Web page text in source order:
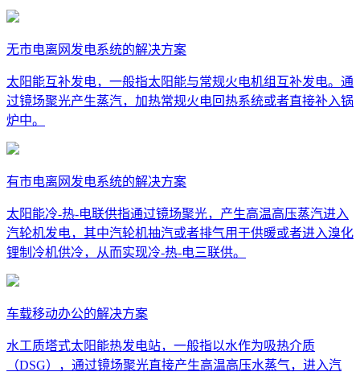
无市电离网发电系统的解决方案
太阳能互补发电，一般指太阳能与常规火电机组互补发电。通
过镜场聚光产生蒸汽，加热常规火电回热系统或者直接补入锅
炉中。
有市电离网发电系统的解决方案
太阳能冷-热-电联供指通过镜场聚光，产生高温高压蒸汽进入
汽轮机发电，其中汽轮机抽汽或者排气用于供暖或者进入溴化
锂制冷机供冷，从而实现冷-热-电三联供。
车载移动办公的解决方案
水工质塔式太阳能热发电站，一般指以水作为吸热介质
（DSG），通过镜场聚光直接产生高温高压水蒸气，进入汽